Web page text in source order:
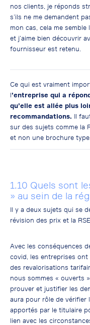
nos clients, je réponds
s’ils ne me demandent
mon cas, cela me
et j’aime bien découvrir
fournisseur est retenu.
Ce qui est vraiment
l’entreprise qui a
qu’elle est allée plus
recommandations. Il
sur des sujets comme la
et non une brochure
1.10 Quels sont
» au sein de la
Il y a deux sujets qui se
révision des prix et la
Avec les conséquences
covid, les entreprises
des revalorisations
nous sommes « ouverts
prouver et justifier les
aura pour rôle de vérifier
apportés par le titulaire
lien avec les